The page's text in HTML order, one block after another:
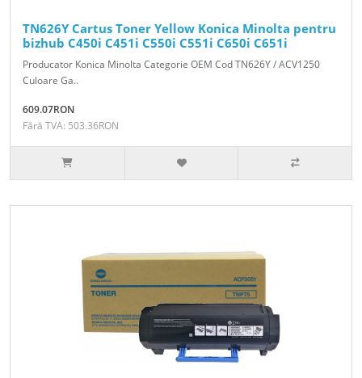
TN626Y Cartus Toner Yellow Konica Minolta pentru
bizhub C450i C451i C550i C551i C650i C651i
Producator Konica Minolta Categorie OEM Cod TN626Y / ACV1250
Culoare Ga..
609.07RON
Fără TVA: 503.36RON